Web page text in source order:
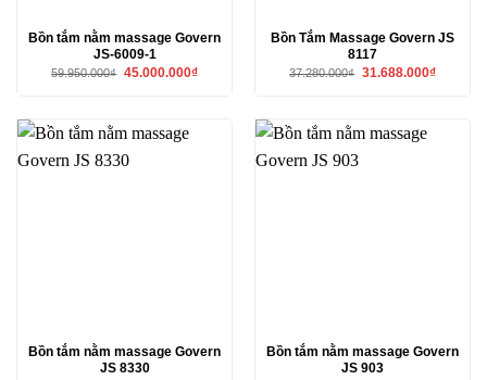
Bồn tắm nằm massage Govern
JS-6009-1
59.950.000₫ Giá
45.000.000₫Giá
45.000.000₫.
Bồn Tắm Massage Govern JS
8117
37.280.000₫ Giá
31.688.000₫Giá
Bồn tắm nằm massage Govern
JS 8330
Bồn tắm nằm massage Govern
JS 903